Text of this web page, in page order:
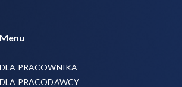
Menu
DLA PRACOWNIKA
DLA PRACODAWCY